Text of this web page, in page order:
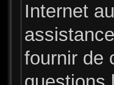
Internet
fournir de